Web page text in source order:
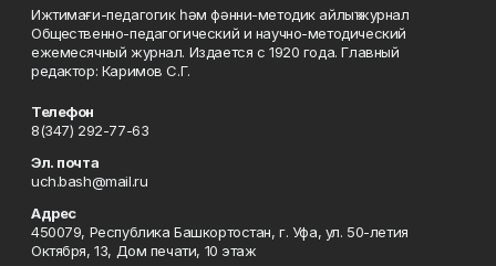
Ижтимағи-педагогик һәм фәнни-методик айлыҡ журнал
Общественно-педагогический и научно-методический
ежемесячный журнал. Издается с 1920 года. Главный
редактор: Каримов С.Г.
Телефон
8(347) 292-77-63
Эл. почта
uch.bash@mail.ru
Адрес
450079, Республика Башкортостан, г. Уфа, ул. 50-летия
Октября, 13, Дом печати, 10 этаж